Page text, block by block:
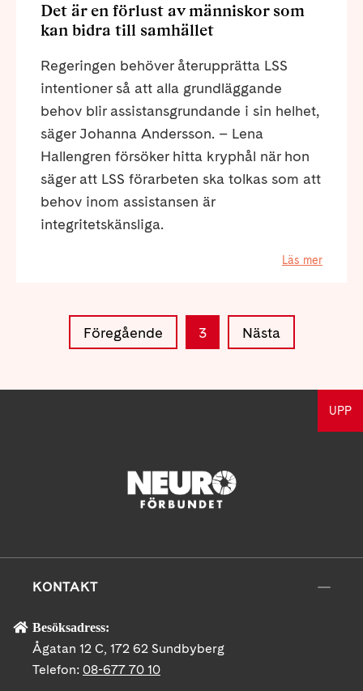
Det är en förlust av människor som
kan bidra till samhället
Regeringen behöver återupprätta LSS
intentioner så att alla grundläggande
behov blir assistansgrundande i sin helhet,
säger Johanna Andersson. – Lena
Hallengren försöker hitta kryphål när hon
säger att LSS förarbeten ska tolkas som att
behov inom assistansen är
integritetskänsliga.
Läs mer
Föregående 3 Nästa
UPP
KONTAKT
Besöksadress:
Ågatan 12 C, 172 62 Sundbyberg
Telefon: 08-677 70 10